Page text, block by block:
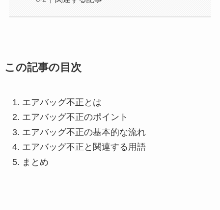
この記事の目次
エアバッグ不正とは
エアバッグ不正のポイント
エアバッグ不正の基本的な流れ
エアバッグ不正と関連する用語
まとめ